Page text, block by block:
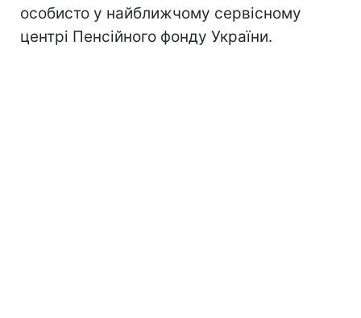
особисто у найближчому сервісному
центрі Пенсійного фонду України.